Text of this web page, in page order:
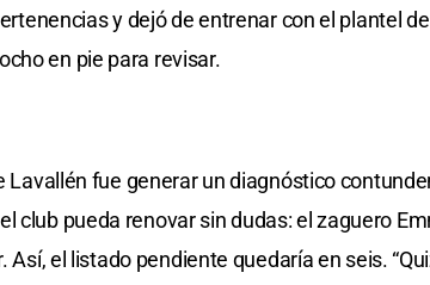
y dejó de entrenar con el plantel
en pie para revisar.
Lavallén fue generar un diagnóstico
club pueda renovar sin dudas: el zaguero
Así, el listado pendiente quedaría en seis.